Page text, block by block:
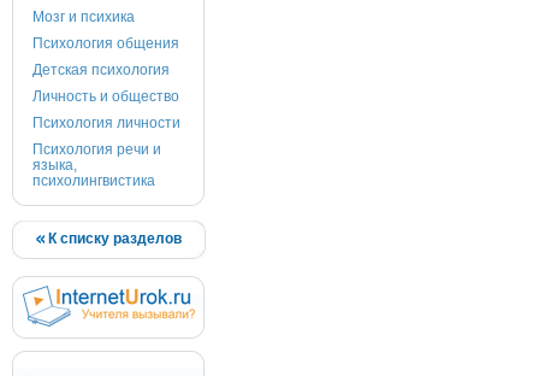
Мозг и психика
Психология общения
Детская психология
Личность и общество
Психология личности
Психология речи и
языка,
психолингвистика
К списку разделов